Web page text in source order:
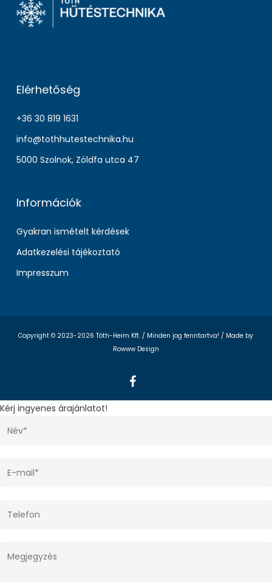
Elérhetőség
+36 30 819 1631
info@tothhutestechnika.hu
5000 Szolnok, Zöldfa utca 47
Információk
Gyakran ismételt kérdések
Adatkezelési tájékoztató
Impresszum
Copyright © 2023-2026 Tóth-Heim Kft. / Minden jog fenntartva! / Made by
Rowww Design
facebook
Kérj ingyenes árajánlatot!